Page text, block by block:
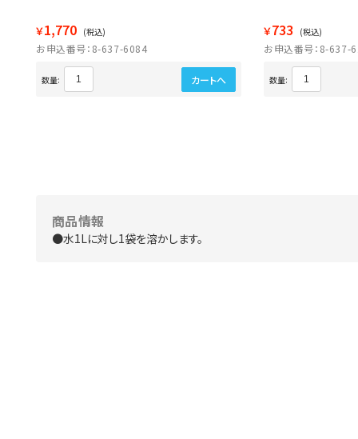
￥1,770 (税込)
お申込番号：8-637-6084
数量: カートへ
￥733 (税込)
お申込番号：8-637-
数量:
商品情報
●水1Lに対し1袋を溶かします。